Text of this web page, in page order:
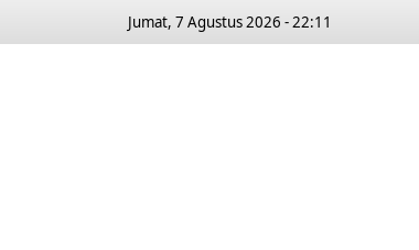
Jumat, 7 Agustus 2026 - 22:11